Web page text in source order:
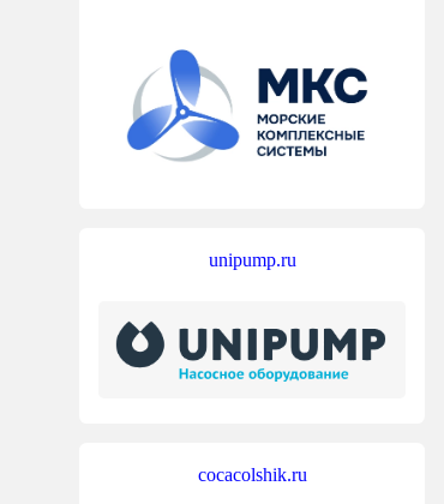
unipump.ru
cocacolshik.ru